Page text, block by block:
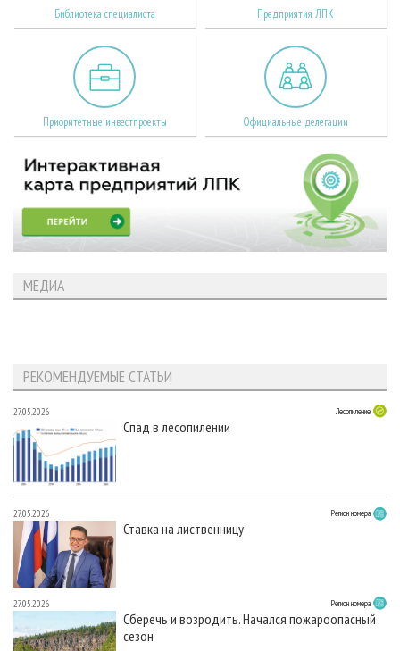
Библиотека специалиста Предприятия ЛПК
Приоритетные инвестпроекты Официальные делегации
МЕДИА
РЕКОМЕНДУЕМЫЕ СТАТЬИ
27.05.2026 Лесопиление
Спад в лесопилении
27.05.2026 Регион номера
Ставка на лиственницу
27.05.2026 Регион номера
Сберечь и возродить. Начался пожароопасный
сезон